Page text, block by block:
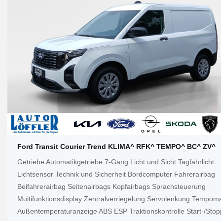
Ford Transit Courier Trend KLIMA^ RFK^ TEMPO^ BC^ ZV^
Getriebe Automatikgetriebe 7-Gang Licht und Sicht Tagfahrlicht
Lichtsensor Technik und Sicherheit Bordcomputer Fahrerairbag
Beifahrerairbag Seitenairbags Kopfairbags Sprachsteuerung
Multifunktionsdisplay Zentralverriegelung Servolenkung
Außentemperaturanzeige ABS ESP Traktionskontrolle Start-/